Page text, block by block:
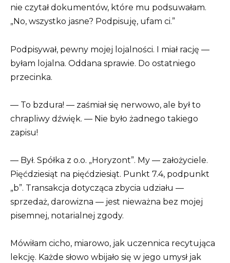
nie czytał dokumentów, które mu podsuwałam.
„No, wszystko jasne? Podpisuję, ufam ci.”
Podpisywał, pewny mojej lojalności. I miał rację —
byłam lojalna. Oddana sprawie. Do ostatniego
przecinka.
— To bzdura! — zaśmiał się nerwowo, ale był to
chrapliwy dźwięk. — Nie było żadnego takiego
zapisu!
— Był. Spółka z o.o. „Horyzont”. My — założyciele.
Pięćdziesiąt na pięćdziesiąt. Punkt 7.4, podpunkt
„b”. Transakcja dotycząca zbycia udziału —
sprzedaż, darowizna — jest nieważna bez mojej
pisemnej, notarialnej zgody.
Mówiłam cicho, miarowo, jak uczennica recytująca
lekcję. Każde słowo wbijało się w jego umysł jak